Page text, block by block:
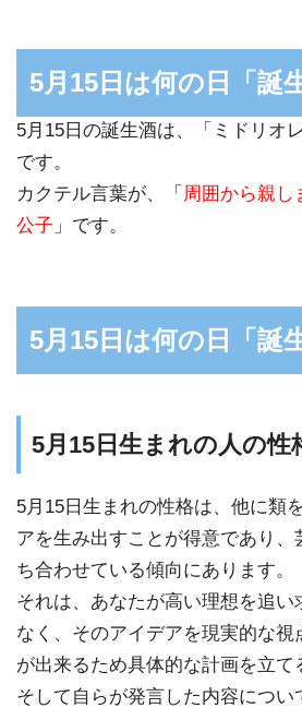
5月15日は何の日「誕
5月15日の誕生酒は、「ミドリオ
です。
カクテル言葉が、「 周囲から親し
公子 」です。
5月15日は何の日「誕
5月15日生まれの人の性
5月15日生まれの性格は、他に類
アを生み出すことが得意であり、
ち合わせている傾向にあります。
それは、あなたが高い理想を追い
なく、そのアイデアを現実的な視
が出来るため具体的な計画を立て
そして自らが発言した内容につい